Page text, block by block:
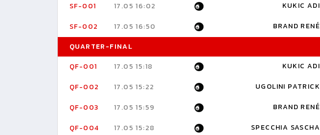
SF-001
17.05 16:02 KUKIC ADI
SF-002 17.05 16:50 BRAND RENÉ
QUARTER-FINAL
QF-001
17.05 15:18 KUKIC ADI
QF-002 17.05 15:22 UGOLINI PATRICK
QF-003 17.05 15:59 BRAND RENÉ
QF-004 17.05 15:28 SPECCHIA SASCHA